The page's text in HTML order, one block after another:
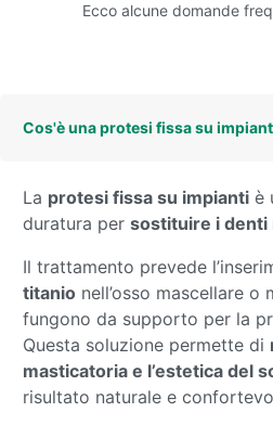
Ecco alcune domande
Cos'è una protesi fissa su
La protesi fissa su impianti è
duratura per sostituire i denti
Il trattamento prevede
titanio nell’osso mascellare o
fungono da supporto per la
Questa soluzione permette di
masticatoria e l’estetica del
risultato naturale e